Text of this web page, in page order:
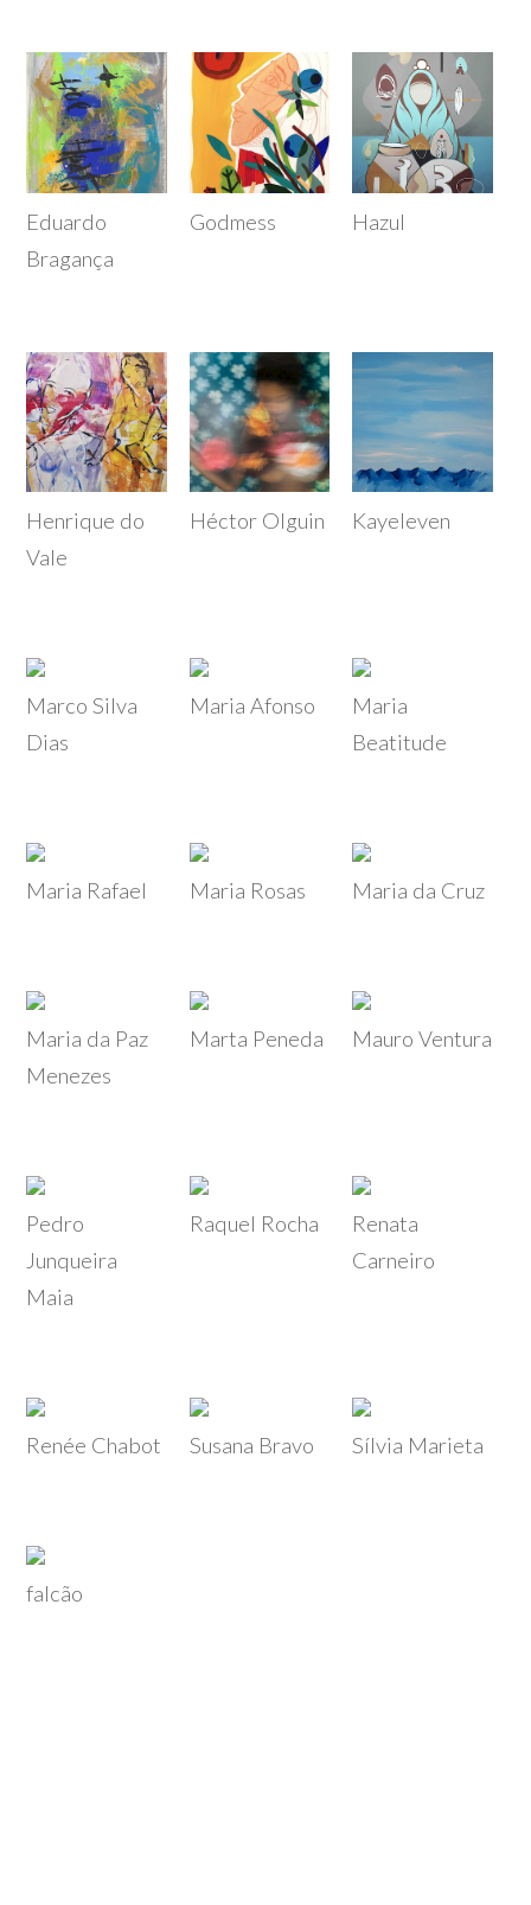
Eduardo
Bragança
Godmess Hazul
Henrique do
Vale
Héctor Olguin Kayeleven
Marco Silva
Dias
Maria Afonso
Maria
Beatitude
Maria Rafael Maria Rosas Maria da Cruz
Maria da Paz
Menezes
Marta Peneda Mauro Ventura
Pedro
Junqueira
Maia
Raquel Rocha
Renata
Carneiro
Renée Chabot Susana Bravo Sílvia Marieta
falcão